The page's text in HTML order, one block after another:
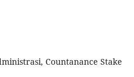
Countanance Stake